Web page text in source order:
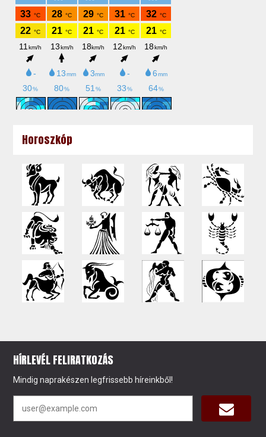
Horoszkóp
HÍRLEVÉL FELIRATKOZÁS
Mindig naprakészen legfrissebb híreinkből!